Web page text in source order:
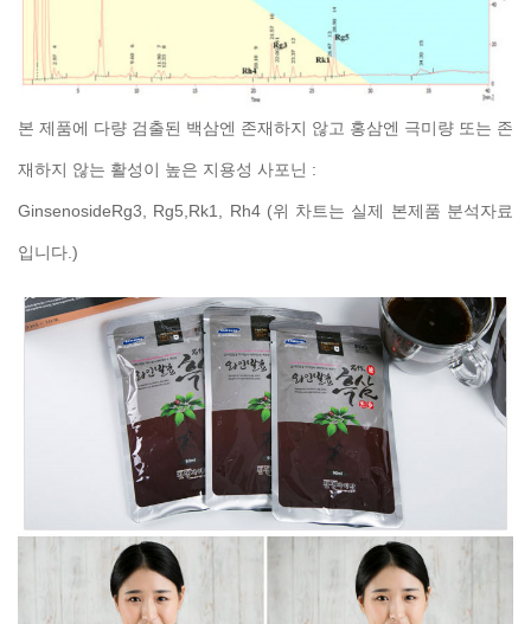
본 제품에 다량 검출된 백삼엔 존재하지 않고 홍삼엔 극미량 또는 존
재하지 않는 활성이 높은 지용성 사포닌 :
GinsenosideRg3, Rg5,Rk1, Rh4 (위 차트는 실제 본제품 분석자료
입니다.)